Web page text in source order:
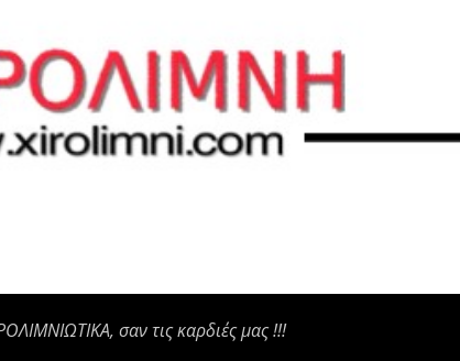
σαν τις καρδιές μας !!!